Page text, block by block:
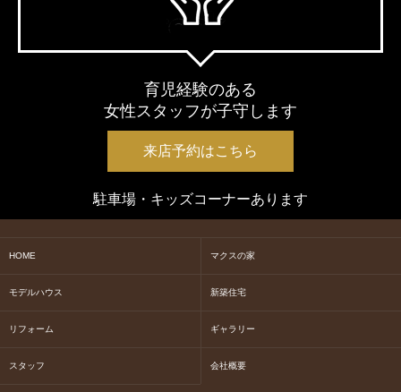
育児経験のある
女性スタッフが子守します
来店予約はこちら
駐車場・キッズコーナーあります
HOME マクスの家
モデルハウス 新築住宅
リフォーム ギャラリー
スタッフ 会社概要